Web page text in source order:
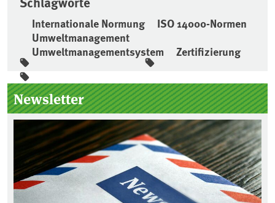
Internationale Normung
ISO 14000-Normen
Umweltmanagement
Umweltmanagementsystem
Zertifizierung
Seitenleiste
Newsletter